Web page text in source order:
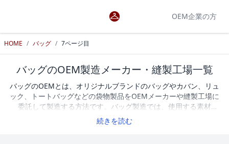
OEM企業の方
HOME / バッグ / 7ページ目
バッグのOEM製造メーカー・縫製工場一覧
バッグのOEMとは、オリジナルブランドのバッグやカバン、リュ
ック、トートバッグなどの袋物製品をOEMメーカーや縫製工場に
委託して製造する方法です。バッグ製造では、使用する素材
・ナイロンなど）やサイズ設計、ポケットやファス
ナーなどの仕様によって、機能性や仕上がりが大きく変わりま
続きを読む